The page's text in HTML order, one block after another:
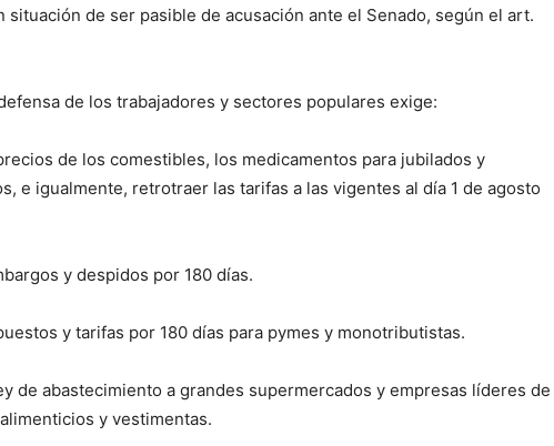
situación de ser pasible de acusación ante el Senado, según el art.
de los trabajadores y sectores populares exige:
de los comestibles, los medicamentos para jubilados y
e igualmente, retrotraer las tarifas a las vigentes al día 1 de agosto
y despidos por 180 días.
y tarifas por 180 días para pymes y monotributistas.
de abastecimiento a grandes supermercados y empresas líderes de
y vestimentas.